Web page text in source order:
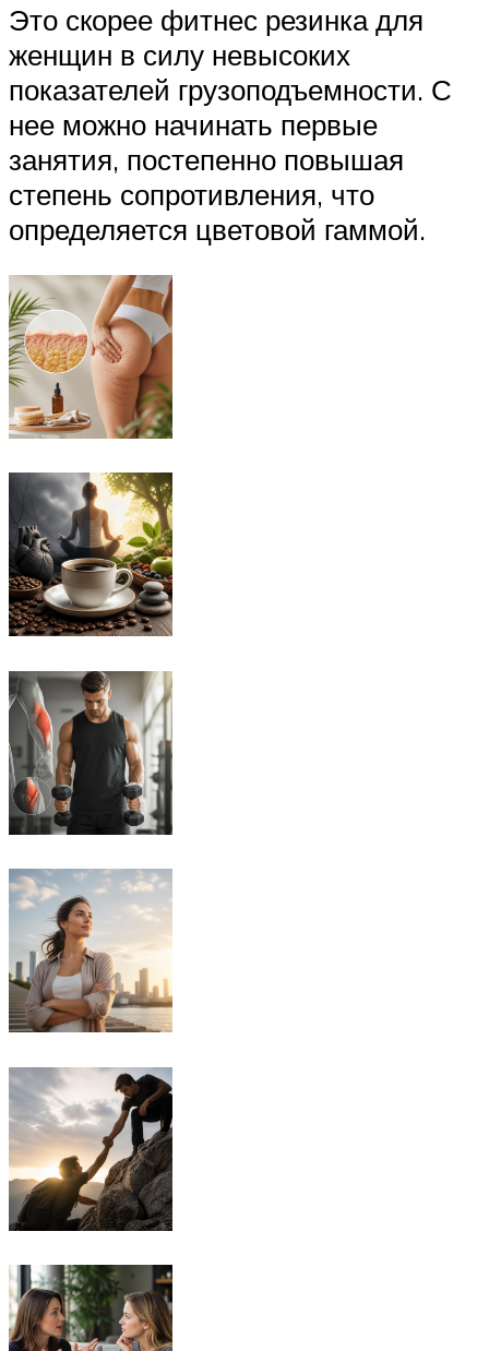
Это скорее фитнес резинка для
женщин в силу невысоких
показателей грузоподъемности. С
нее можно начинать первые
занятия, постепенно повышая
степень сопротивления, что
определяется цветовой гаммой.